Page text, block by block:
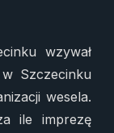
wzywał
Szczecinku
wesela.
ile imprezę